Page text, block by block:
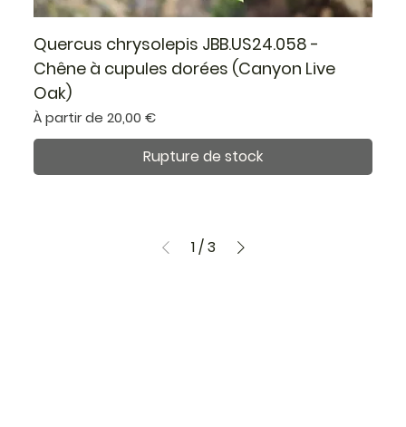
Quercus chrysolepis JBB.US24.058 -
Chêne à cupules dorées (Canyon Live
Oak)
À partir de20,00 €
Prix promotionnel
Rupture de stock
1/3